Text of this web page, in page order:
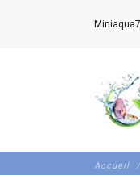
Accueil